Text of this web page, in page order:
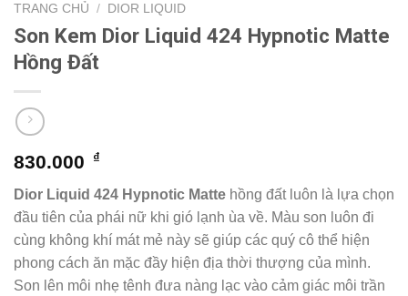
TRANG CHỦ / DIOR LIQUID
Son Kem Dior Liquid 424 Hypnotic Matte
Hồng Đất
830.000 ₫
Dior Liquid 424 Hypnotic Matte hồng đất luôn là lựa chọn
đầu tiên của phái nữ khi gió lạnh ùa về. Màu son luôn đi
cùng không khí mát mẻ này sẽ giúp các quý cô thể hiện
phong cách ăn mặc đầy hiện địa thời thượng của mình.
Son lên môi nhẹ tênh đưa nàng lạc vào cảm giác môi trần